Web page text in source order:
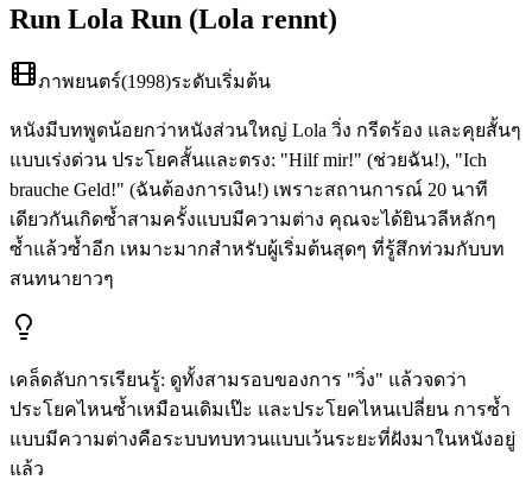
Run Lola Run (Lola rennt)
ภาพยนตร์(1998)ระดับเริ่มต้น
หนังมีบทพูดน้อยกว่าหนังส่วนใหญ่ Lola วิ่ง กรีดร้อง และคุยสั้นๆ
แบบเร่งด่วน ประโยคสั้นและตรง: "Hilf mir!" (ช่วยฉัน!), "Ich
brauche Geld!" (ฉันต้องการเงิน!) เพราะสถานการณ์ 20 นาที
เดียวกันเกิดซ้ำสามครั้งแบบมีความต่าง คุณจะได้ยินวลีหลักๆ
ซ้ำแล้วซ้ำอีก เหมาะมากสำหรับผู้เริ่มต้นสุดๆ ที่รู้สึกท่วมกับบท
สนทนายาวๆ
เคล็ดลับการเรียนรู้: ดูทั้งสามรอบของการ "วิ่ง" แล้วจดว่า
ประโยคไหนซ้ำเหมือนเดิมเป๊ะ และประโยคไหนเปลี่ยน การซ้ำ
แบบมีความต่างคือระบบทบทวนแบบเว้นระยะที่ฝังมาในหนังอยู่
แล้ว